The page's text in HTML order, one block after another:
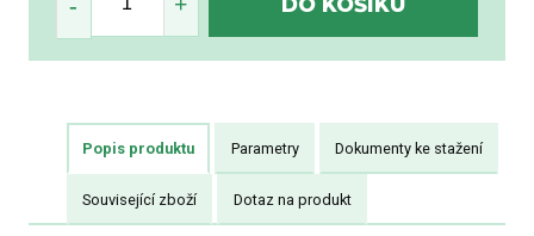
Popis produktu Parametry Dokumenty ke stažení
Související zboží Dotaz na produkt